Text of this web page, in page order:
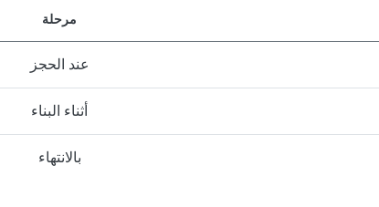
مرحلة
عند الحجز
أثناء البناء
بالانتهاء